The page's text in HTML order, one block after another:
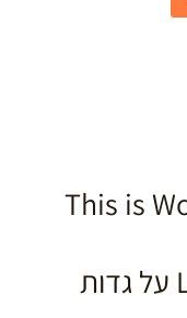
פסטיבל Lungo il Tevere על גדות